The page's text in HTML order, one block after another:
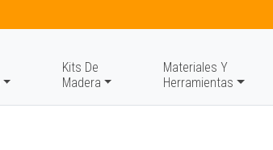
Kits De
Madera
Materiales Y
Herramientas